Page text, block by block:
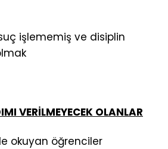
suç işlememiş ve disiplin
VERİLMEYECEK OLANLAR
okuyan öğrenciler